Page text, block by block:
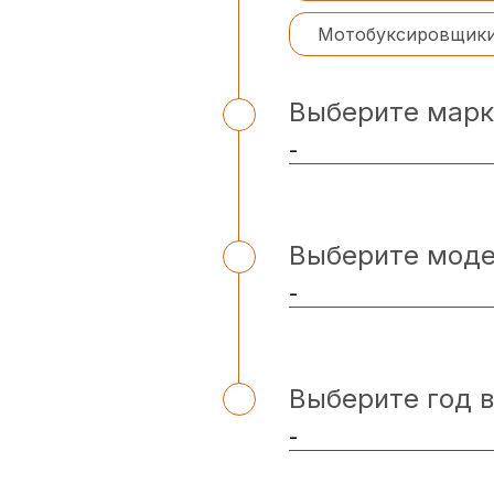
Выберите
Выберите
Выберите год